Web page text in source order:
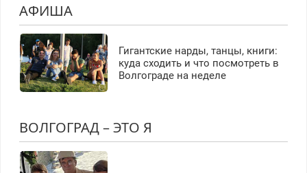
АФИША
Гигантские нарды, танцы, книги:
куда сходить и что посмотреть в
Волгограде на неделе
ВОЛГОГРАД – ЭТО Я